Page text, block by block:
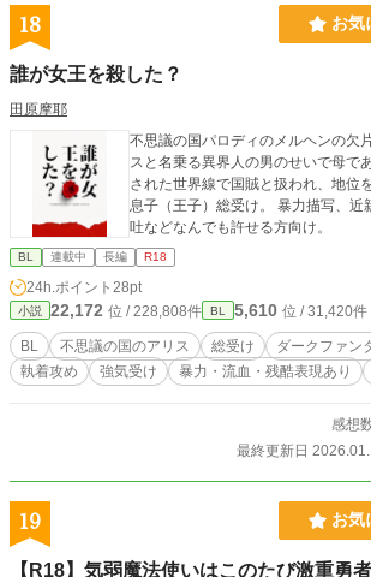
18 お気
誰が女王を殺した？
田原摩耶
不思議の国パロディのメルヘンの欠
スと名乗る異界人の男のせいで母で
された世界線で国賊と扱われ、地位
息子（王子）総受け。 暴力描写、近
吐などなんでも許せる方向け。
BL 連載中 長編 R18
24h.ポイント 28pt
小説 22,172 位 / 228,808件 BL 5,610 位 / 31,420件
BL 不思議の国のアリス 総受け ダークファン
執着攻め
強気受け 暴力・流血・残酷表現あり
感想
最終更新日
19 お気
【R18】気弱魔法使いはこのたび激重勇